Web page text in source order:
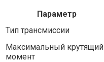
Параметр
Тип трансмиссии
Максимальный крутящий
момент